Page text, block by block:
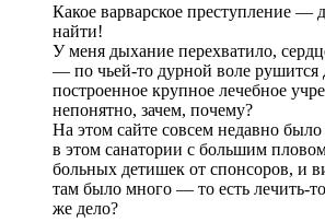
Какое варварское преступление —
найти!
У меня дыхание перехватило,
— по чьей-то дурной воле рушится
построенное крупное лечебное
непонятно, зачем, почему?
На этом сайте совсем недавно
в этом санатории с большим
больных детишек от спонсоров, и
там было много — то есть лечить-
же дело?